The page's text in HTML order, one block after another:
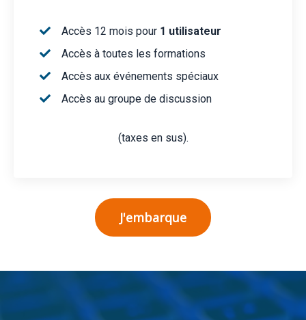
Accès 12 mois pour 1 utilisateur
Accès à toutes les formations
Accès aux événements spéciaux
Accès au groupe de discussion
(taxes en sus).
J'embarque